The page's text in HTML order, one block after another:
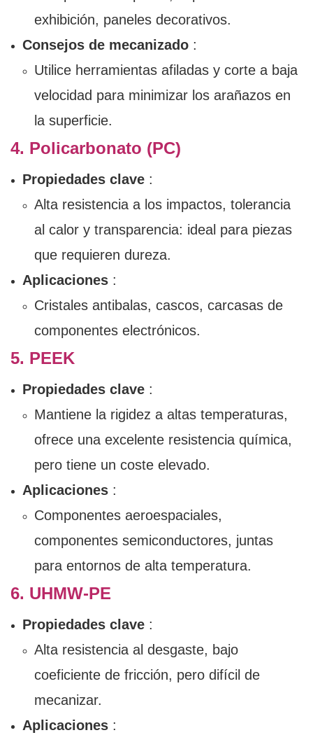
exhibición, paneles decorativos.
Consejos de mecanizado:
Utilice herramientas afiladas y corte a baja
velocidad para minimizar los arañazos en
la superficie.
4. Policarbonato (PC)
Propiedades clave:
Alta resistencia a los impactos, tolerancia
al calor y transparencia: ideal para piezas
que requieren dureza.
Aplicaciones:
Cristales antibalas, cascos, carcasas de
componentes electrónicos.
5. PEEK
Propiedades clave:
Mantiene la rigidez a altas temperaturas,
ofrece una excelente resistencia química,
pero tiene un coste elevado.
Aplicaciones:
Componentes aeroespaciales,
componentes semiconductores, juntas
para entornos de alta temperatura.
6. UHMW-PE
Propiedades clave:
Alta resistencia al desgaste, bajo
coeficiente de fricción, pero difícil de
mecanizar.
Aplicaciones: